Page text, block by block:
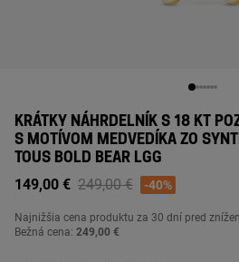
KRÁTKY NÁHRDELNÍK S 18 KT
S MOTÍVOM MEDVEDÍKA ZO
TOUS BOLD BEAR LGG
149,00 € Price reduced from
249,00 €to-40%
Najnižšia cena produktu za 30 dní pred
Bežná cena: 249,00 €